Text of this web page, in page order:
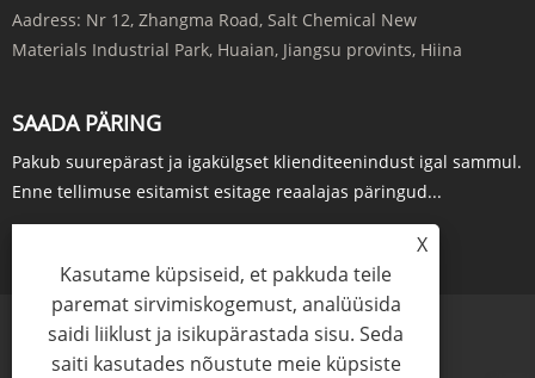
Aadress: Nr 12, Zhangma Road, Salt Chemical New
Materials Industrial Park, Huaian, Jiangsu provints, Hiina
SAADA PÄRING
Pakub suurepärast ja igakülgset klienditeenindust igal sammul.
Enne tellimuse esitamist esitage reaalajas päringud...
Links Sitemap Privaatsuspoliitika
X
Kasutame küpsiseid, et pakkuda teile
paremat sirvimiskogemust, analüüsida
saidi liiklust ja isikupärastada sisu. Seda
saiti kasutades nõustute meie küpsiste